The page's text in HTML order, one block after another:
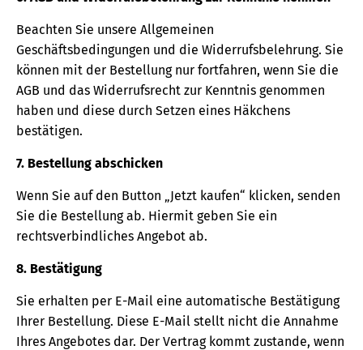
Beachten Sie unsere Allgemeinen
Geschäftsbedingungen und die Widerrufsbelehrung. Sie
können mit der Bestellung nur fortfahren, wenn Sie die
AGB und das Widerrufsrecht zur Kenntnis genommen
haben und diese durch Setzen eines Häkchens
bestätigen.
7. Bestellung abschicken
Wenn Sie auf den Button „Jetzt kaufen“ klicken, senden
Sie die Bestellung ab. Hiermit geben Sie ein
rechtsverbindliches Angebot ab.
8. Bestätigung
Sie erhalten per E-Mail eine automatische Bestätigung
Ihrer Bestellung. Diese E-Mail stellt nicht die Annahme
Ihres Angebotes dar. Der Vertrag kommt zustande, wenn